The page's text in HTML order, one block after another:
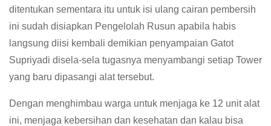
ditentukan sementara itu untuk isi ulang cairan pembersih
ini sudah disiapkan Pengelolah Rusun apabila habis
langsung diisi kembali demikian penyampaian Gatot
Supriyadi disela-sela tugasnya menyambangi setiap Tower
yang baru dipasangi alat tersebut.
Dengan menghimbau warga untuk menjaga ke 12 unit alat
ini, menjaga kebersihan dan kesehatan dan kalau bisa